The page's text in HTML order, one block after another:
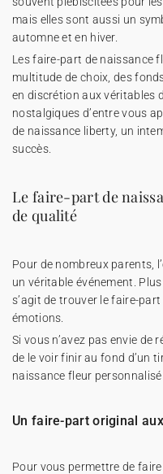
mais elles sont aussi un
automne et en hiver.
Les faire-part de naissance
multitude de choix, des
en discrétion aux véritables
nostalgiques d’entre vous
de naissance liberty, un
succès.
Le faire-part de
de qualité
Pour de nombreux parents,
un véritable événement. Plus
s’agit de trouver le faire-
émotions.
Si vous n’avez pas envie de
de le voir finir au fond d’un
naissance fleur
Un faire-part original
Pour vous permettre de